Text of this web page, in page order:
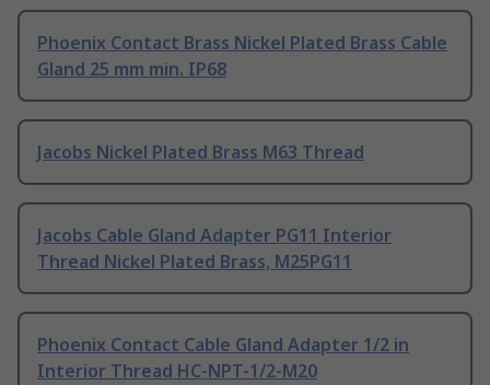
Phoenix Contact Brass Nickel Plated Brass Cable
Gland 25 mm min. IP68
Jacobs Nickel Plated Brass M63 Thread
Jacobs Cable Gland Adapter PG11 Interior
Thread Nickel Plated Brass, M25PG11
Phoenix Contact Cable Gland Adapter 1/2 in
Interior Thread HC-NPT-1/2-M20